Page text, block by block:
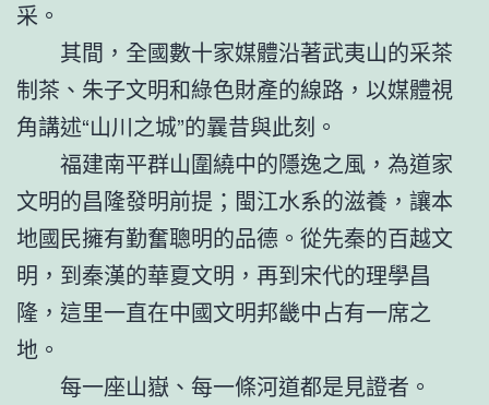
采。
其間，全國數十家媒體沿著武夷山的采茶
制茶、朱子文明和綠色財產的線路，以媒體視
角講述“山川之城”的曩昔與此刻。
福建南平群山圍繞中的隱逸之風，為道家
文明的昌隆發明前提；閩江水系的滋養，讓本
地國民擁有勤奮聰明的品德。從先秦的百越文
明，到秦漢的華夏文明，再到宋代的理學昌
隆，這里一直在中國文明邦畿中占有一席之
地。
每一座山嶽、每一條河道都是見證者。